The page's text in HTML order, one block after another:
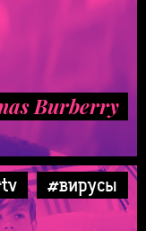
Burberry
#вирусы